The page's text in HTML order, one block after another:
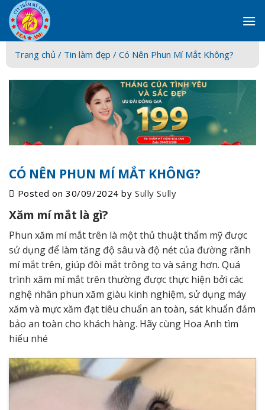
Skip
to
content
Trang chủ / Tin làm đẹp / Có Nên Phun Mí Mắt Không?
CÓ NÊN PHUN MÍ MẮT KHÔNG?
Posted on30/09/2024 bySully Sully
Xăm mí mắt là gì?
Phun xăm mí mắt trên là một thủ thuật thẩm mỹ được
sử dụng để làm tăng độ sâu và độ nét của đường rãnh
mí mắt trên, giúp đôi mắt trông to và sáng hơn. Quá
trình xăm mí mắt trên thường được thực hiện bởi các
nghệ nhân phun xăm giàu kinh nghiệm, sử dụng máy
xăm và mực xăm đạt tiêu chuẩn an toàn, sát khuẩn đảm
bảo an toàn cho khách hàng. Hãy cùng Hoa Anh tìm
hiểu nhé